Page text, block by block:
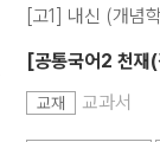
[고1] 내신 (개념
[공통국어2 천재
교재 교과서